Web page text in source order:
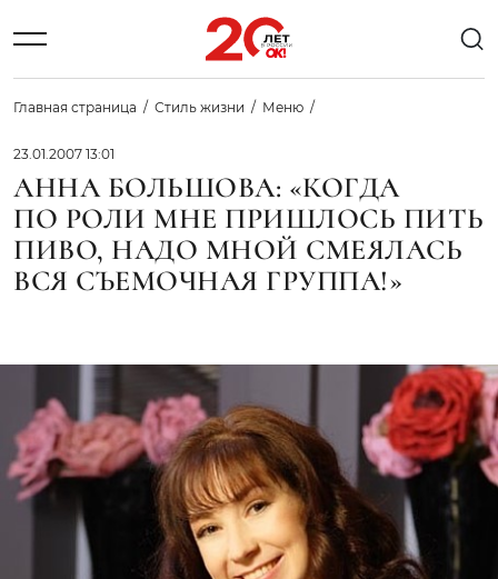
Главная страница Стиль жизни Меню
23.01.2007 13:01
АННА БОЛЬШОВА: «КОГДА
ПО РОЛИ МНЕ ПРИШЛОСЬ ПИТЬ
ПИВО, НАДО МНОЙ СМЕЯЛАСЬ
ВСЯ СЪЕМОЧНАЯ ГРУППА!»